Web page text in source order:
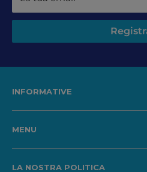
INFORMATIVE
Condizioni di vendita
Garanzia di qualità
MENU
LA NOSTRA POLITICA